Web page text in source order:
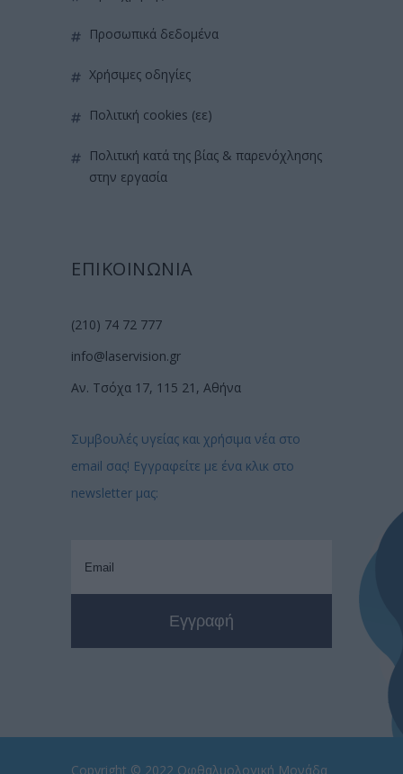
προσωπικά δεδομένα
χρήσιμες οδηγίες
πολιτική cookies (εε)
πολιτική κατά της βίας & παρενόχλησης
στην εργασία
ΕΠΙΚΟΙΝΩΝΙΑ
(210) 74 72 777
info@laservision.gr
Αν. Τσόχα 17, 115 21, Αθήνα
Συμβουλές υγείας και χρήσιμα νέα στο
email σας! Εγγραφείτε με ένα κλικ στο
newsletter μας:
Copyright © 2022 Οφθαλμολογική Μονάδα